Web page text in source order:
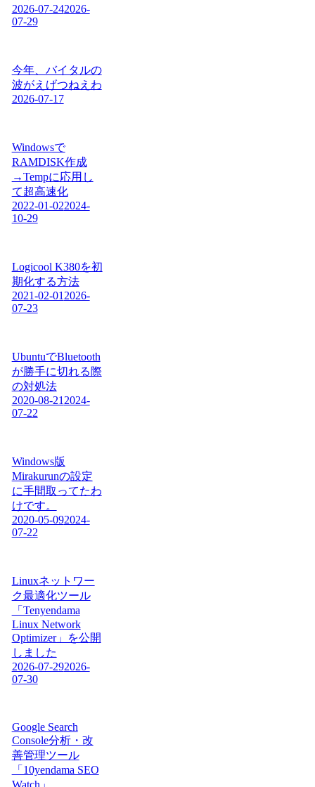
2026-07-242026-
07-29
今年、バイタルの
波がえげつねえわ
2026-07-17
Windowsで
RAMDISK作成
→Tempに応用し
て超高速化
2022-01-022024-
10-29
Logicool K380を初
期化する方法
2021-02-012026-
07-23
UbuntuでBluetooth
が勝手に切れる際
の対処法
2020-08-212024-
07-22
Windows版
Mirakurunの設定
に手間取ってたわ
けです。
2020-05-092024-
07-22
Linuxネットワー
ク最適化ツール
「Tenyendama
Linux Network
Optimizer」を公開
しました
2026-07-292026-
07-30
Google Search
Console分析・改
善管理ツール
「10yendama SEO